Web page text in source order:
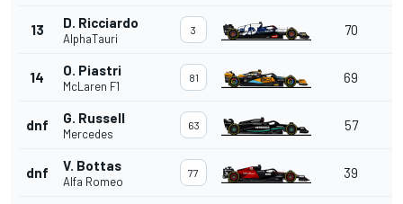
13 D. Ricciardo
AlphaTauri
3 70
14 O. Piastri
McLaren F1
81 69
dnf G. Russell
Mercedes
63 57
dnf V. Bottas
Alfa Romeo
77 39